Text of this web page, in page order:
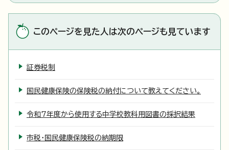
このページを見た人は次のページも見ています
証券税制
国民健康保険の保険税の納付について教えてください。
令和7年度から使用する中学校教科用図書の採択結果
市税・国民健康保険税の納期限